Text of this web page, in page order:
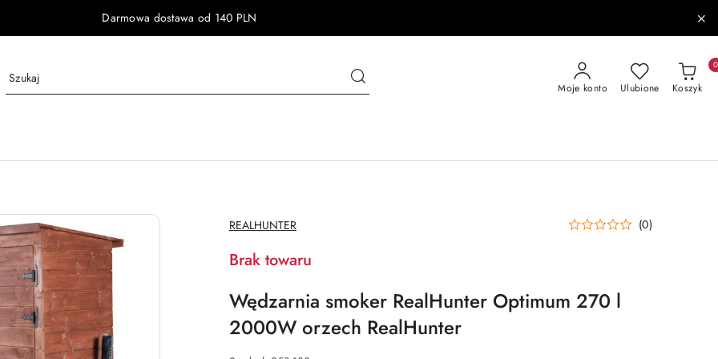
Darmowa dostawa od 140 PLN
Moje konto Ulubione Koszyk
0
NAZWA
PRODUCENTA:
REALHUNTER (0)
Brak towaru
Wędzarnia smoker RealHunter Optimum 270 l
2000W orzech RealHunter